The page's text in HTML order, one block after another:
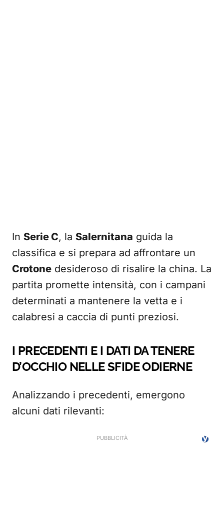
In Serie C, la Salernitana guida la
classifica e si prepara ad affrontare un
Crotone desideroso di risalire la china. La
partita promette intensità, con i campani
determinati a mantenere la vetta e i
calabresi a caccia di punti preziosi.
I PRECEDENTI E I DATI DA TENERE
D’OCCHIO NELLE SFIDE ODIERNE
Analizzando i precedenti, emergono
alcuni dati rilevanti: